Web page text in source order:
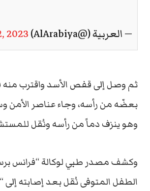
— العربية (@AlArabiya) 2023
ثم وصل إلى قفص الأسد واقترب منه
بعضّه من رأسه، وجاء عناصر الأمن
وهو ينزف دماً من رأسه ونُقل
وكشف مصدر طبي لوكالة “فرانس
الطفل المتوفى نُقل بعد إصابته